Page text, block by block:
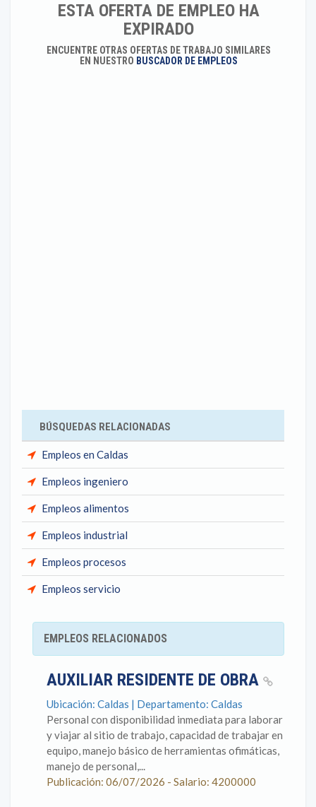
ESTA OFERTA DE EMPLEO HA
EXPIRADO
ENCUENTRE OTRAS OFERTAS DE TRABAJO SIMILARES
EN NUESTRO BUSCADOR DE EMPLEOS
BÚSQUEDAS RELACIONADAS
Empleos en Caldas
Empleos ingeniero
Empleos alimentos
Empleos industrial
Empleos procesos
Empleos servicio
EMPLEOS RELACIONADOS
AUXILIAR RESIDENTE DE OBRA
Ubicación: Caldas | Departamento: Caldas
Personal con disponibilidad inmediata para laborar
y viajar al sitio de trabajo, capacidad de trabajar en
equipo, manejo básico de herramientas ofimáticas,
manejo de personal,...
Publicación: 06/07/2026 - Salario: 4200000